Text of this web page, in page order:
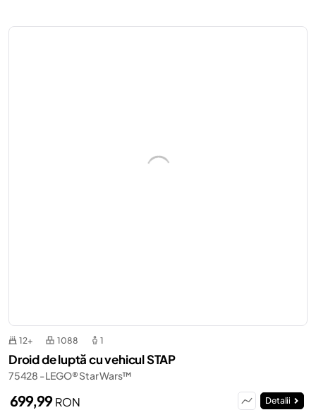
12+ 1088 1
Droid de luptă cu vehicul STAP
75428 - LEGO® Star Wars™
699,99RON Detalii